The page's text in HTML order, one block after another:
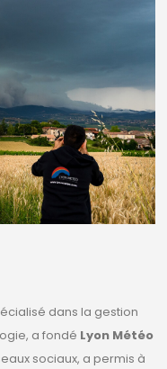
dans la gestion
a fondé Lyon Météo
sociaux, a permis à